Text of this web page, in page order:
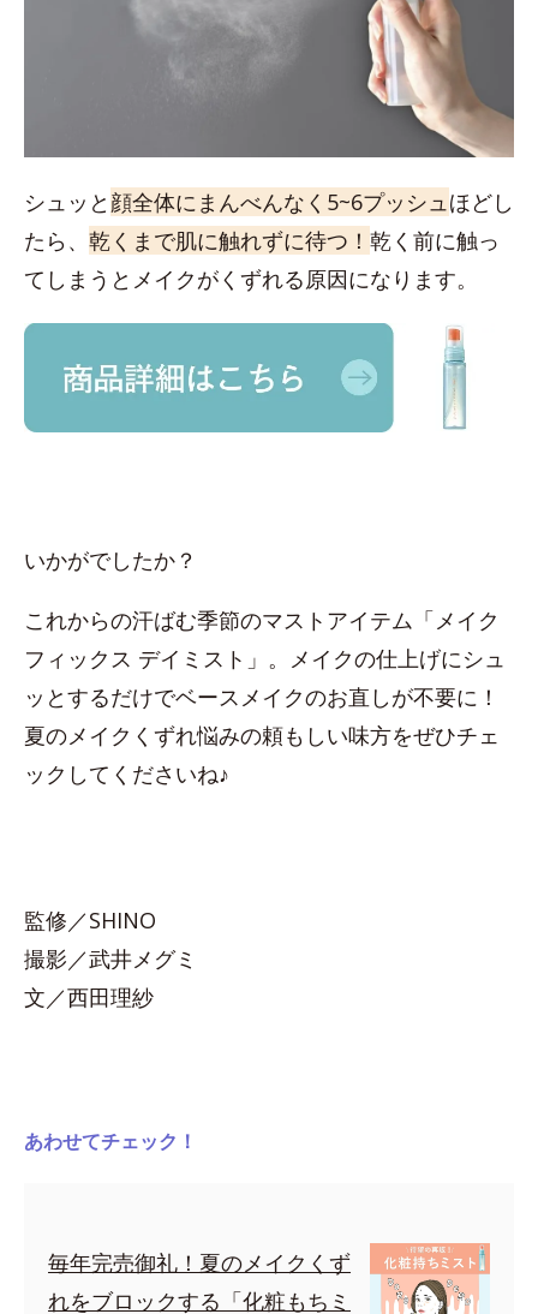
シュッと 顔全体にまんべんなく5~6プッシュほどし
たら、 乾くまで肌に触れずに待つ！ 乾く前に触っ
てしまうとメイクがくずれる原因になります。
いかがでしたか？
これからの汗ばむ季節のマストアイテム「メイク
フィックス デイミスト」。メイクの仕上げにシュ
ッとするだけでベースメイクのお直しが不要に！
夏のメイクくずれ悩みの頼もしい味方をぜひチェ
ックしてくださいね♪
監修／SHINO
撮影／武井メグミ
文／西田理紗
あわせてチェック！
毎年完売御礼！夏のメイクくず
れをブロックする「化粧もちミ